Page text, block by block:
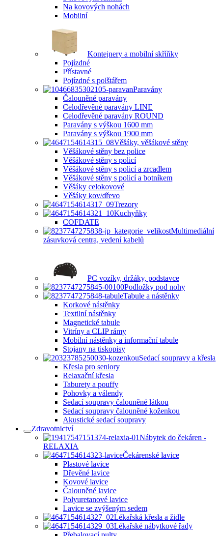
Na kovových nohách
Mobilní
Kontejnery a mobilní skříňky
Pojízdné
Přístavné
Pojízdné s polštářem
Paravány
Čalouněné paravány
Celodřevěné paravány LINE
Celodřevěné paravány ROUND
Paravány s výškou 1600 mm
Paravány s výškou 1900 mm
Věšáky, věšákové stěny
Věšákové stěny bez police
Věšákové stěny s policí
Věšákové stěny s policí a zrcadlem
Věšákové stěny s policí a botníkem
Věšáky celokovové
Věšáky kov/dřevo
Trezory
Kuchyňky
COFDATE
Multimediální
zásuvková centra, vedení kabelů
PC vozíky, držáky, podstavce
Podložky pod nohy
Tabule a nástěnky
Korkové nástěnky
Textilní nástěnky
Magnetické tabule
Vitríny a CLIP rámy
Mobilní nástěnky a informační tabule
Stojany na tiskopisy
Sedací soupravy a křesla
Křesla pro seniory
Relaxační křesla
Taburety a pouffy
Pohovky a válendy
Sedací soupravy čalouněné látkou
Sedací soupravy čalouněné koženkou
Akustické sedací soupravy
Zdravotnictví
Nábytek do čekáren -
RELAXIA
Čekárenské lavice
Plastové lavice
Dřevěné lavice
Kovové lavice
Čalouněné lavice
Polyuretanové lavice
Lavice se zvýšeným sedem
Lékařská křesla a židle
Lékařské nábytkové řady